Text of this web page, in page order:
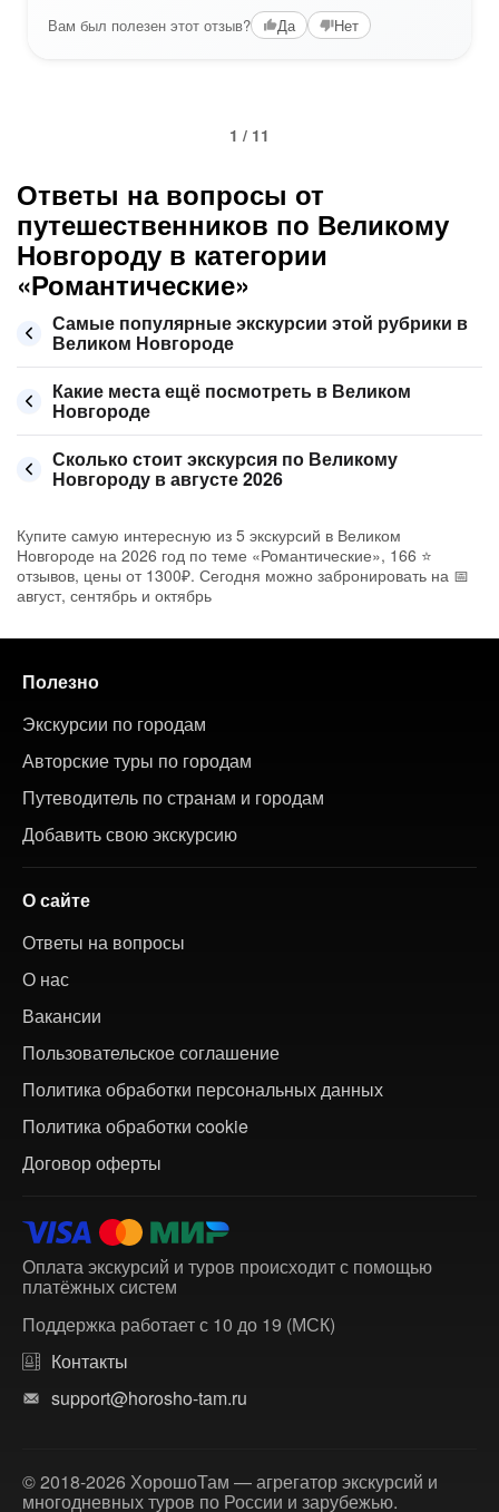
Вам был полезен этот отзыв? Да Нет
1 / 11
Ответы на вопросы от
путешественников по Великому
Новгороду в категории
«Романтические»
Самые популярные экскурсии этой рубрики в
Великом Новгороде
Какие места ещё посмотреть в Великом
Новгороде
Сколько стоит экскурсия по Великому
Новгороду в августе 2026
Купите самую интересную из 5 экскурсий в Великом
Новгороде на 2026 год по теме «Романтические», 166 ⭐
отзывов, цены от 1300₽. Сегодня можно забронировать на 📅
август, сентябрь и октябрь
Полезно
Экскурсии по городам
Авторские туры по городам
Путеводитель по странам и городам
Добавить свою экскурсию
О сайте
Ответы на вопросы
О нас
Вакансии
Пользовательское соглашение
Политика обработки персональных данных
Политика обработки cookie
Договор оферты
Оплата экскурсий и туров происходит с помощью
платёжных систем
Поддержка работает с 10 до 19 (МСК)
Контакты
support@horosho-tam.ru
© 2018-2026 ХорошоТам — агрегатор экскурсий и
многодневных туров по России и зарубежью.